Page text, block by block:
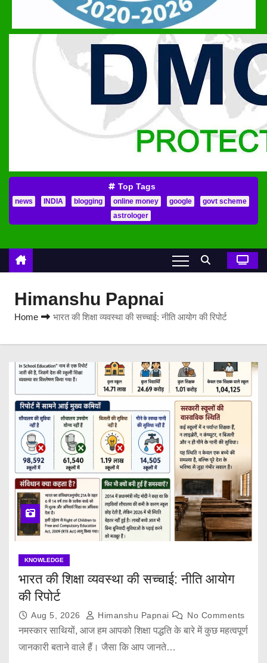
Top Tags
news INDIA blogging online money google
govt scheme
astrologer
Himanshu Papnai
Home भारत की शिक्षा व्यवस्था की सच्चाई: नीति आयोग की रिपोर्ट
KNOWLEDGE
भारत की शिक्षा व्यवस्था की सच्चाई: नीति आयोग
की रिपोर्ट
Aug 5, 2026 Himanshu Papnai No Comments
नमस्कार साथियों, आज हम आपको शिक्षा पद्धति के बारे में कुछ महत्वपूर्ण
जानकारी बताने वाले हैं। जैसा कि आप जानते…